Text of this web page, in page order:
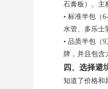
石膏板）。主
• 标准半包（
水管、多乐士
• 品质半包（
牌，并且包含
四、选择避
知道了价格和